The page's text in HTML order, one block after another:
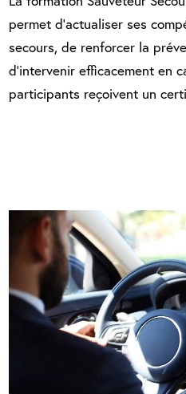
permet d’actualiser ses
secours, de renforcer la
d’intervenir efficacement en
participants reçoivent un